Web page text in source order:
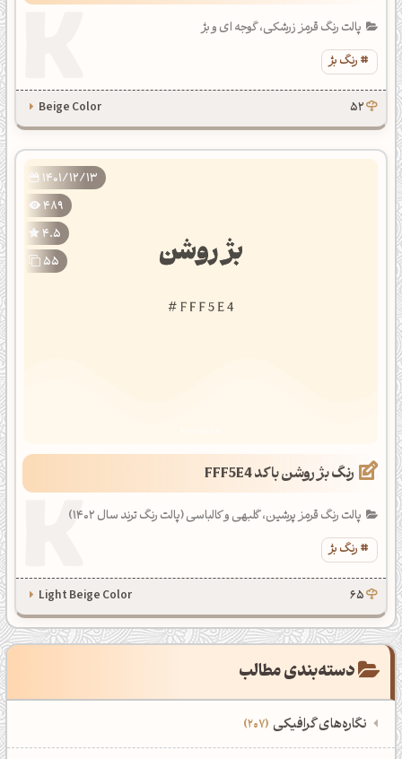
پالت رنگ قرمز زرشکی، گوجه ای و بژ
رنگ بژ
52
Beige Color
1401/12/13
489
4.5
55
رنگ بژ روشن با کد FFF5E4
پالت رنگ قرمز پرشین، گلبهی و کالباسی (پالت رنگ ترند سال 1402)
رنگ بژ
65
Light Beige Color
دسته‌بندی مطالب
نگاره‌های گرافیکی 207